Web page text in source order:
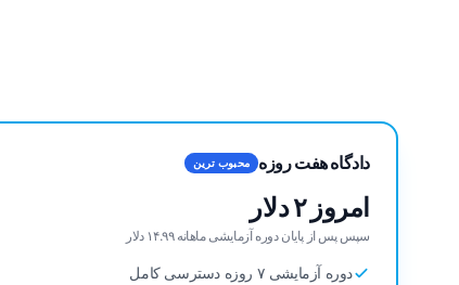
دادگاه هفت روزه محبوب ترین
امروز ۲ دلار
سپس پس از پایان دوره آزمایشی ماهانه ۱۴.۹۹ دلار
دوره آزمایشی ۷ روزه دسترسی کامل